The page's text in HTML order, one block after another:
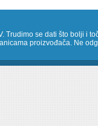
Trudimo se dati što bolji i
proizvođača. Ne